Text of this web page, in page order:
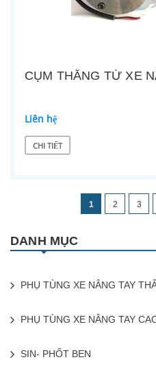
CỤM THẮNG TỪ XE
Liên hệ
CHI TIẾT
1 2 3
DANH MỤC
PHỤ TÙNG XE NÂNG TAY
PHỤ TÙNG XE NÂNG TAY
SIN- PHỐT BEN